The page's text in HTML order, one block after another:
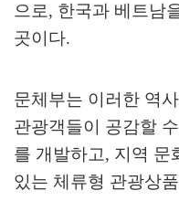
으로, 한국과 베트남
곳이다.
문체부는 이러한 역
관광객들이 공감할
를 개발하고, 지역 문
있는 체류형 관광상